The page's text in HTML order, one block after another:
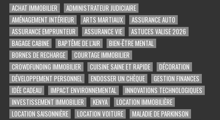
ACHAT IMMOBILIER
ADMINISTRATEUR JUDICIAIRE
AMÉNAGEMENT INTÉRIEUR
ARTS MARTIAUX
ASSURANCE AUTO
ASSURANCE EMPRUNTEUR
ASSURANCE VIE
ASTUCES VALISE 2026
BAGAGE CABINE
BAPTÊME DE L'AIR
BIEN-ÊTRE MENTAL
BORNES DE RECHARGE
COURTAGE IMMOBILIER
CROWDFUNDING IMMOBILIER
CUISINE SAINE ET RAPIDE
DÉCORATION
DÉVELOPPEMENT PERSONNEL
ENDOSSER UN CHÈQUE
GESTION FINANCES
IDÉE CADEAU
IMPACT ENVIRONNEMENTAL
INNOVATIONS TECHNOLOGIQUES
INVESTISSEMENT IMMOBILIER
KENYA
LOCATION IMMOBILIÈRE
LOCATION SAISONNIÈRE
LOCATION VOITURE
MALADIE DE PARKINSON